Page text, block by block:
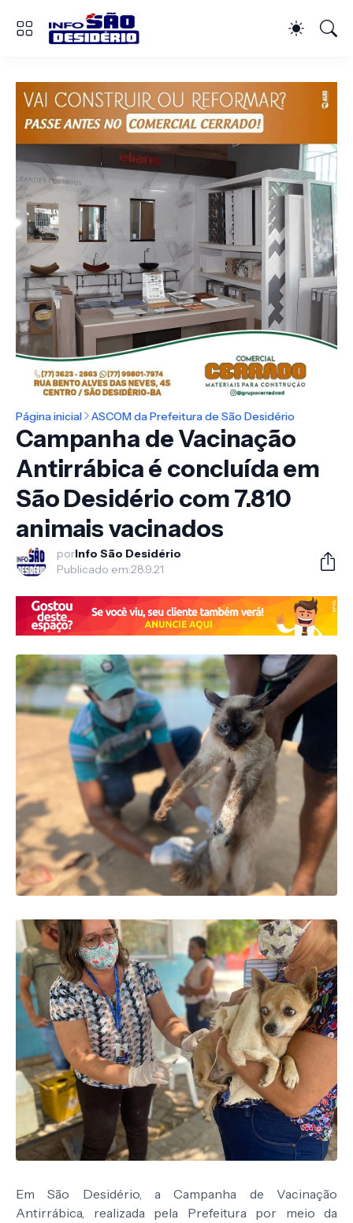
Página inicial ASCOM da Prefeitura de São Desidério
Campanha de Vacinação
Antirrábica é concluída em
São Desidério com 7.810
animais vacinados
porInfo São Desidério
Publicado em:28.9.21
Em São Desidério, a Campanha de Vacinação
Antirrábica, realizada pela Prefeitura por meio da